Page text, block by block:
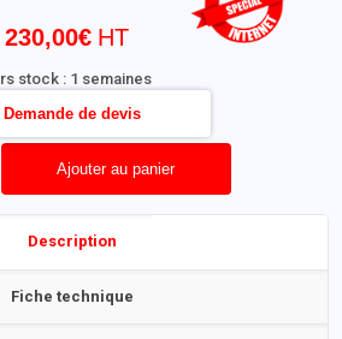
230,00€
stock : 1 semaines
Ajouter au panier
Demande de devis
Description
Fiche technique